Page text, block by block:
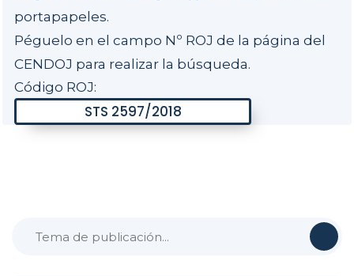
portapapeles.
Péguelo en el campo Nº ROJ de la página del
CENDOJ para realizar la búsqueda.
Código ROJ: